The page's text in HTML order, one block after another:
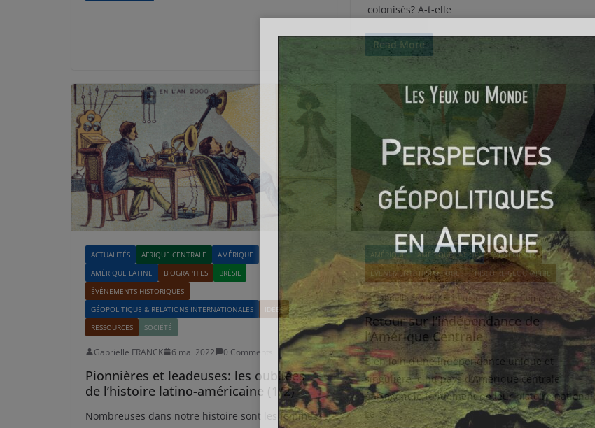
colonisés? A-t-elle
Read More
ACTUALITÉS AFRIQUE CENTRALE
AMÉRIQUE
AMÉRIQUE LATINE
BIOGRAPHIES
BRÉSIL
ÉVÉNEMENTS HISTORIQUES
GÉOPOLITIQUE & RELATIONS INTERNATIONALES
IDÉES
RESSOURCES
SOCIÉTÉ
Gabrielle FRANCK 6 mai 2022 0 Comments
Pionnières et leadeuses: les oubliées
de l’histoire latino-américaine (1/2)
Nombreuses dans notre histoire sont les femmes
AMÉRIQUE AMÉRIQUE LATINE
EVÉNEMENTS
ÉVÉNEMENTS HISTORIQUES
HISTOIRE-GÉOGRAPHIE
Gabrielle FRANCK 14 mars 2022 0 Comments
Retour sur l’indépendance de
l’Amérique Centrale
Bien loin d’une indépendance unique et
singulière, cinq pays d’Amérique centrale
partagent le fondement de leur histoire
Le 15